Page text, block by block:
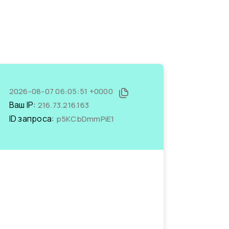
2026-08-07 06:05:51 +0000
Ваш IP: 216.73.216.163
ID запроса: p5KCbDmmPiE1